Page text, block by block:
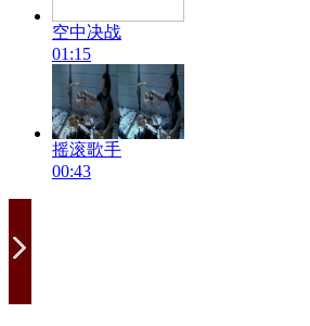
空中决战
01:15
摇滚歌手
00:43